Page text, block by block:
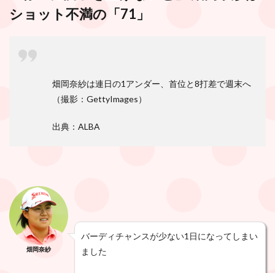
ショット不満の「71」
畑岡奈紗は連日の1アンダー、首位と8打差で週末へ
（撮影：GettyImages）
出典：ALBA
畑岡奈紗
バーディチャンスが少ない1日になってしまい
ました